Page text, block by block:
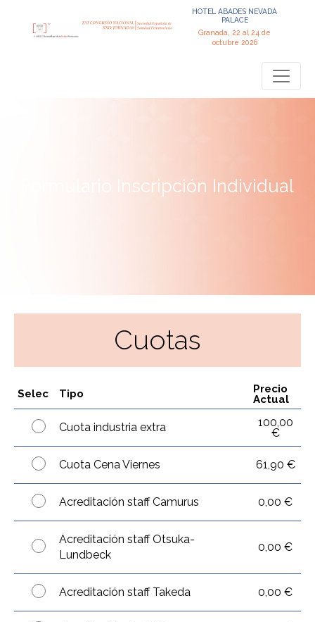
HOTEL ABADES NEVADA
PALACE
Granada, 22 al 24 de
octubre 2026
Formulario Inscripción Individual
Cuotas
Selec Tipo
Precio
Actual
Cuota industria extra 100,00
€
Cuota Cena Viernes 61,90 €
Acreditación staff Camurus 0,00 €
Acreditación staff Otsuka-
Lundbeck
0,00 €
Acreditación staff Takeda 0,00 €